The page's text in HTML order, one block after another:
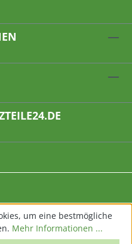
um eine bestmögliche
Mehr Informationen ...